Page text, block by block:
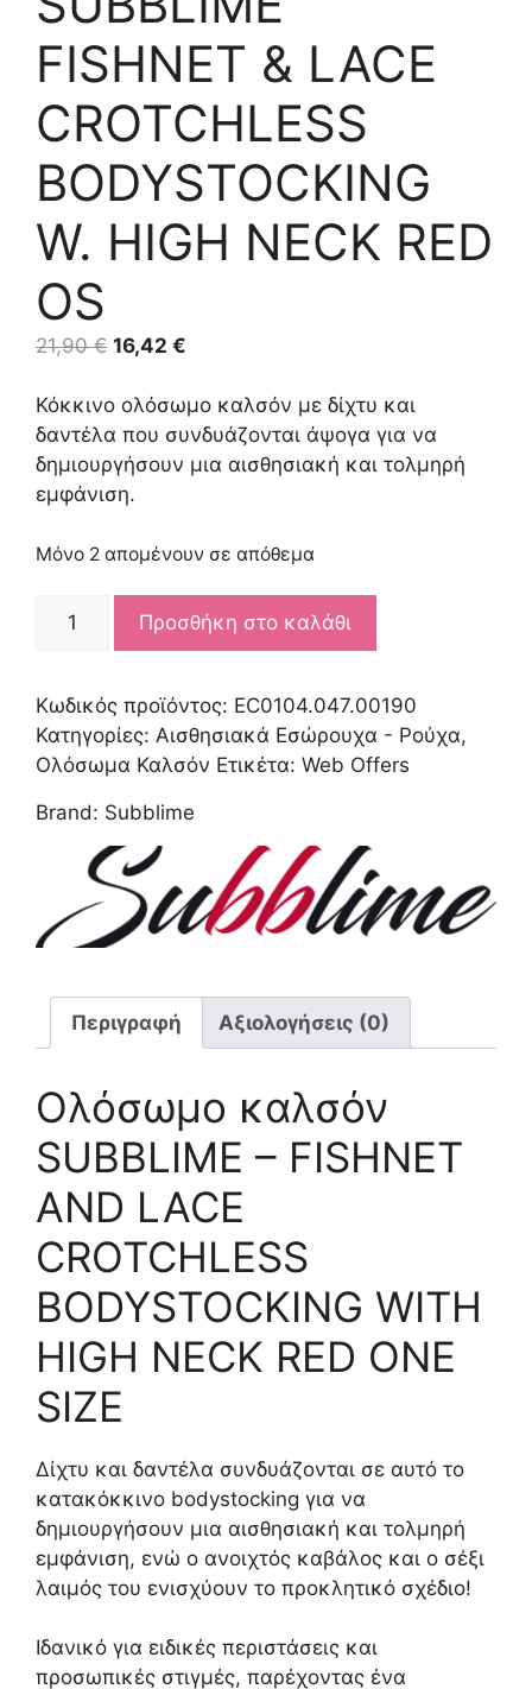
FISHNET & LACE
CROTCHLESS
BODYSTOCKING
W. HIGH NECK RED
OS
21,90€ Original
was:
21,90 €.
16,42 €
τιμή
είναι:
16,42 €.
Κόκκινο ολόσωμο καλσόν με δίχτυ και
δαντέλα που συνδυάζονται άψογα για να
δημιουργήσουν μια αισθησιακή και τολμηρή
εμφάνιση.
Μόνο 2 απομένουν σε απόθεμα
SUBBLIME
LACE
CROTCHLESS
BODYSTOCKING
HIGH
ποσότητα
Προσθήκη στο καλάθι
Κωδικός προϊόντος: EC0104.047.00190
Κατηγορίες: Αισθησιακά Εσώρουχα - Ρούχα,
Ολόσωμα Καλσόν Ετικέτα: Web Offers
Brand: Subblime
Περιγραφή Αξιολογήσεις (0)
Ολόσωμο καλσόν
SUBBLIME – FISHNET
AND LACE
CROTCHLESS
BODYSTOCKING WITH
HIGH NECK RED ONE
SIZE
Δίχτυ και δαντέλα συνδυάζονται σε αυτό το
κατακόκκινο bodystocking για να
δημιουργήσουν μια αισθησιακή και τολμηρή
εμφάνιση, ενώ ο ανοιχτός καβάλος και ο σέξι
λαιμός του ενισχύουν το προκλητικό σχέδιο!
Ιδανικό για ειδικές περιστάσεις και
προσωπικές στιγμές, παρέχοντας ένα